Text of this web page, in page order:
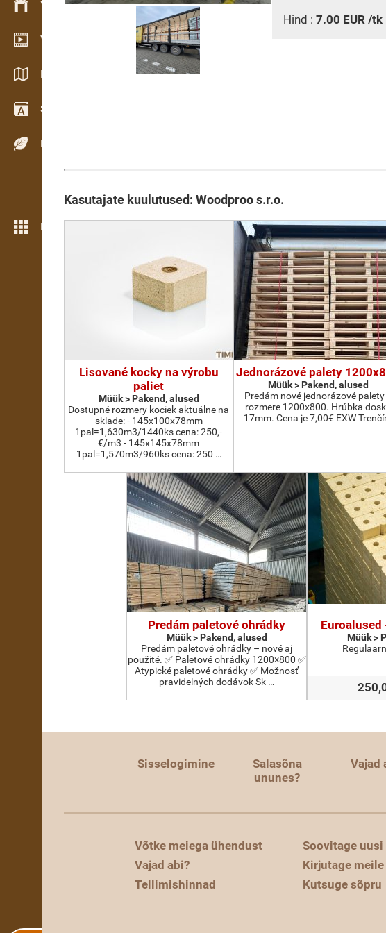
Varude haldamine
Videogalerii
Kataloogid / Brošüürid
Sõnastik
Puiduliigid
Rohkem funktsioone
Hind : 7.00 EUR /tk
Kasutajate kuulutused: Woodproo s.r.o.
Lisované kocky na výrobu
paliet
Müük > Pakend, alused
Dostupné rozmery kociek aktuálne na
sklade: - 145x100x78mm
1pal=1,630m3/1440ks cena: 250,-
€/m3 - 145x145x78mm
1pal=1,570m3/960ks cena: 250 …
Jednorázové palety
Müük > Pakend, alused
Predám nové jednorázové palety
rozmere 1200x800. Hrúbka
17mm. Cena je 7,00€ EXW
Predám paletové ohrádky
Müük > Pakend, alused
Predám paletové ohrádky – nové aj
použité. ✅ Paletové ohrádky 1200×800 ✅
Atypické paletové ohrádky ✅ Možnosť
pravidelných dodávok Sk …
Euroalused
Müük >
Sisselogimine
Salasõna
ununes?
Vajad
Võtke meiega ühendust
Vajad abi?
Tellimishinnad
Soovitage
Kirjutage
Kutsuge sõpru